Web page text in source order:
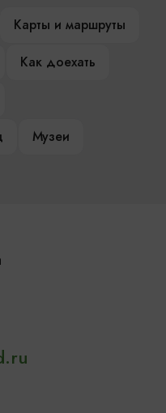
Карты и маршруты
Как доехать
Музеи